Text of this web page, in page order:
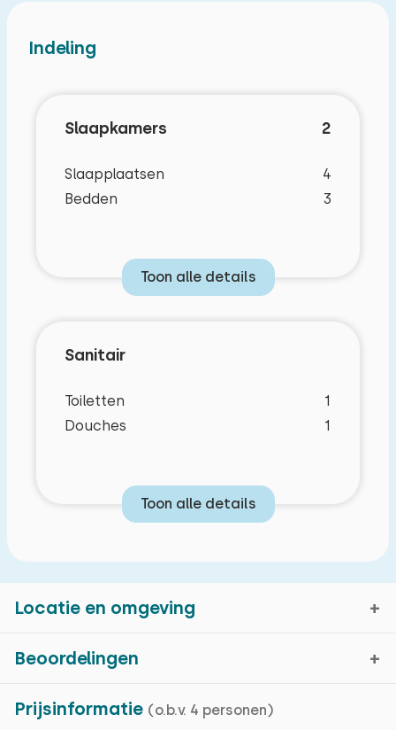
Prijsinformatie (o.b.v. 4 personen)
Indeling
Slaapkamers 2
Slaapplaatsen
4
Bedden
3
Toon alle details
Sanitair
Toiletten
1
Douches
1
Toon alle details
Locatie en omgeving
Zoutelande, Zeeland
Beoordelingen
Gemiddelde cijfer